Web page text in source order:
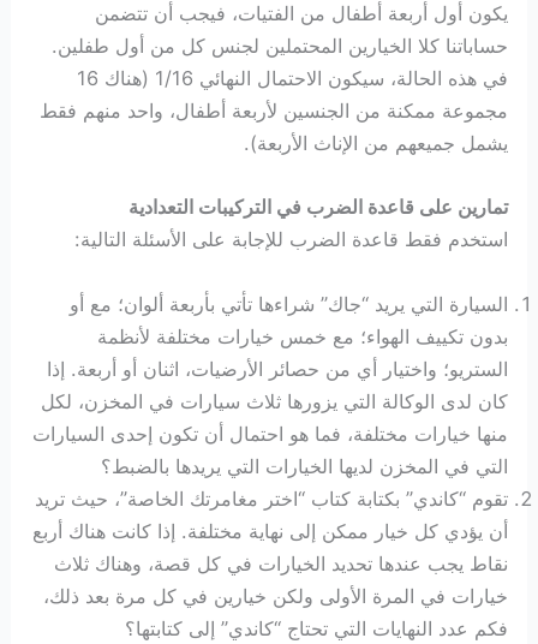
يكون أول أربعة أطفال من الفتيات، فيجب أن تتضمن
حساباتنا كلا الخيارين المحتملين لجنس كل من أول طفلين.
في هذه الحالة، سيكون الاحتمال النهائي 1/16 (هناك 16
مجموعة ممكنة من الجنسين لأربعة أطفال، واحد منهم فقط
يشمل جميعهم من الإناث الأربعة).
تمارين على قاعدة الضرب في التركيبات التعدادية
استخدم فقط قاعدة الضرب للإجابة على الأسئلة التالية:
السيارة التي يريد “جاك” شراءها تأتي بأربعة ألوان؛ مع أو
بدون تكييف الهواء؛ مع خمس خيارات مختلفة لأنظمة
الستريو؛ واختيار أي من حصائر الأرضيات، اثنان أو أربعة. إذا
كان لدى الوكالة التي يزورها ثلاث سيارات في المخزن، لكل
منها خيارات مختلفة، فما هو احتمال أن تكون إحدى السيارات
التي في المخزن لديها الخيارات التي يريدها بالضبط؟
تقوم “كاندي” بكتابة كتاب “اختر مغامرتك الخاصة”، حيث تريد
أن يؤدي كل خيار ممكن إلى نهاية مختلفة. إذا كانت هناك أربع
نقاط يجب عندها تحديد الخيارات في كل قصة، وهناك ثلاث
خيارات في المرة الأولى ولكن خيارين في كل مرة بعد ذلك،
فكم عدد النهايات التي تحتاج “كاندي” إلى كتابتها؟